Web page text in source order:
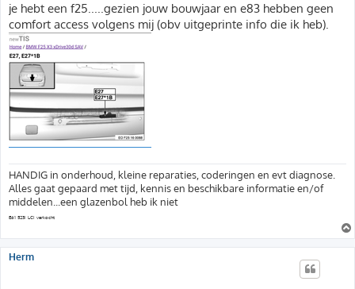
c
h
t
je hebt een f25.....gezien jouw bouwjaar en e83 hebben geen
comfort access volgens mij (obv uitgeprinte info die ik heb).
HANDIG in onderhoud, kleine reparaties, coderingen en evt diagnose.
Alles gaat gepaard met tijd, kennis en beschikbare informatie en/of
middelen...een glazenbol heb ik niet
E61 523i LCI verkocht
Herm